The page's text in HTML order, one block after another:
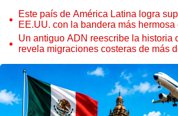
Este país de América Latina logra
EE.UU. con la bandera más
respuesta te sorprenderá
Un antiguo ADN reescribe la historia
revela migraciones costeras de más